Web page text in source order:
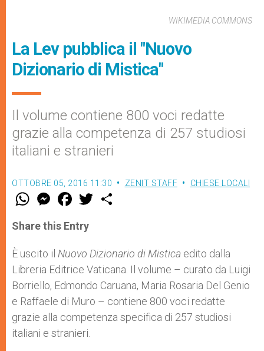
WIKIMEDIA COMMONS
La Lev pubblica il "Nuovo
Dizionario di Mistica"
Il volume contiene 800 voci redatte
grazie alla competenza di 257 studiosi
italiani e stranieri
OTTOBRE 05, 2016 11:30 ZENIT STAFF CHIESE LOCALI
W
t
s
p
p
M
e
s
e
g
e
r
F
a
e
b
o
k
w
r
Share this Entry
È uscito il Nuovo Dizionario di Mistica edito dalla
Libreria Editrice Vaticana. Il volume – curato da Luigi
Borriello, Edmondo Caruana, Maria Rosaria Del Genio
e Raffaele di Muro – contiene 800 voci redatte
grazie alla competenza specifica di 257 studiosi
italiani e stranieri.